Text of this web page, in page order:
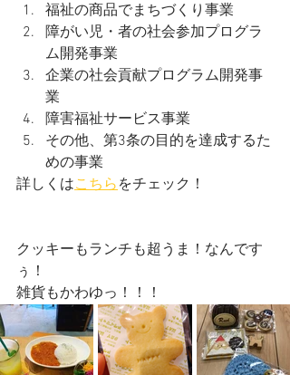
福祉の商品でまちづくり事業
障がい児・者の社会参加プログラ
ム開発事業
企業の社会貢献プログラム開発事
業
障害福祉サービス事業
その他、第3条の目的を達成するた
めの事業
詳しくはこちら をチェック！
クッキーもランチも超うま！なんです
ぅ！
雑貨もかわゆっ！！！